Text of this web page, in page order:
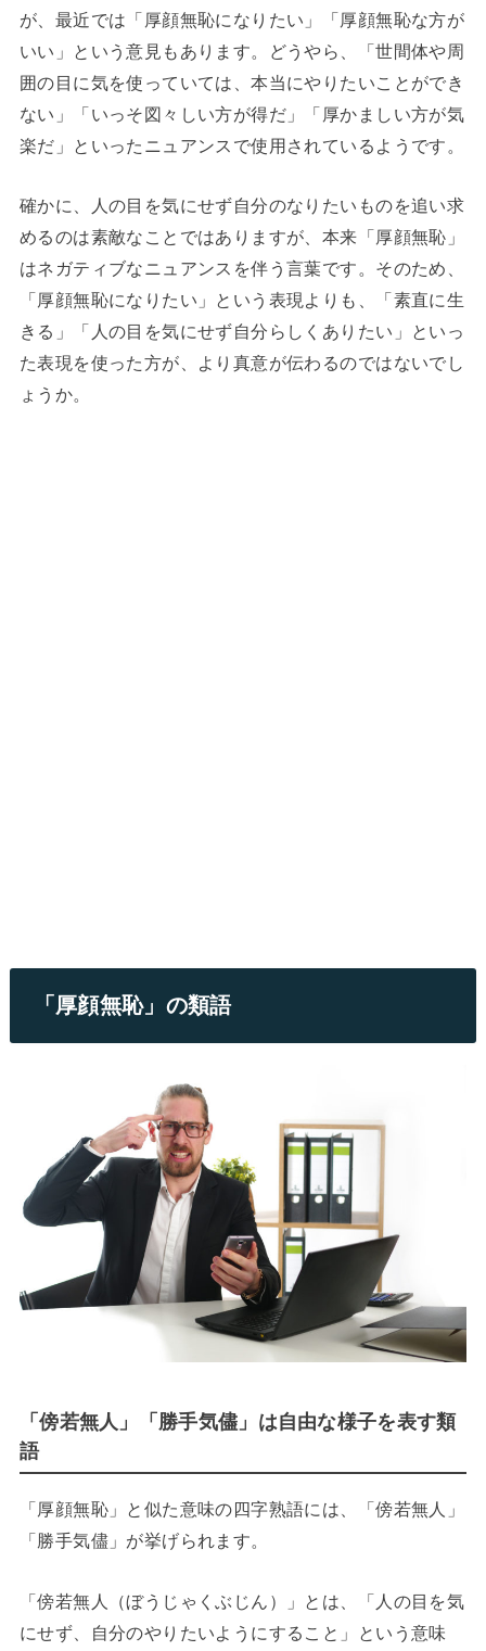
が、最近では「厚顔無恥になりたい」「厚顔無恥な方が
いい」という意見もあります。どうやら、「世間体や周
囲の目に気を使っていては、本当にやりたいことができ
ない」「いっそ図々しい方が得だ」「厚かましい方が気
楽だ」といったニュアンスで使用されているようです。
確かに、人の目を気にせず自分のなりたいものを追い求
めるのは素敵なことではありますが、本来「厚顔無恥」
はネガティブなニュアンスを伴う言葉です。そのため、
「厚顔無恥になりたい」という表現よりも、「素直に生
きる」「人の目を気にせず自分らしくありたい」といっ
た表現を使った方が、より真意が伝わるのではないでし
ょうか。
「厚顔無恥」の類語
「傍若無人」「勝手気儘」は自由な様子を表す類
語
「厚顔無恥」と似た意味の四字熟語には、「傍若無人」
「勝手気儘」が挙げられます。
「傍若無人（ぼうじゃくぶじん）」とは、「人の目を気
にせず、自分のやりたいようにすること」という意味